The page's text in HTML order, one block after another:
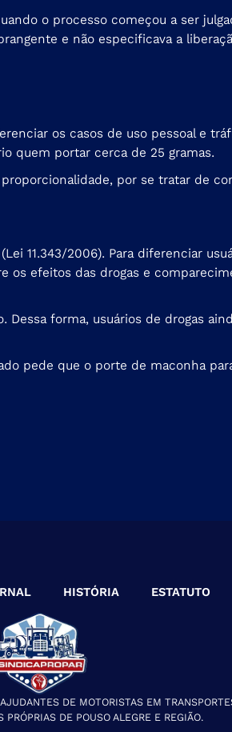
o processo começou a ser
e não especificava a
os casos de uso pessoal e
quem portar cerca de 25 gramas.
por se tratar de
Lei 11.343/2006). Para diferenciar
os efeitos das drogas e
forma, usuários de drogas
pede que o porte de maconha
HISTÓRIA ESTATUTO
DE MOTORISTAS EM
PRÓPRIAS DE POUSO ALEGRE E REGIÃO.